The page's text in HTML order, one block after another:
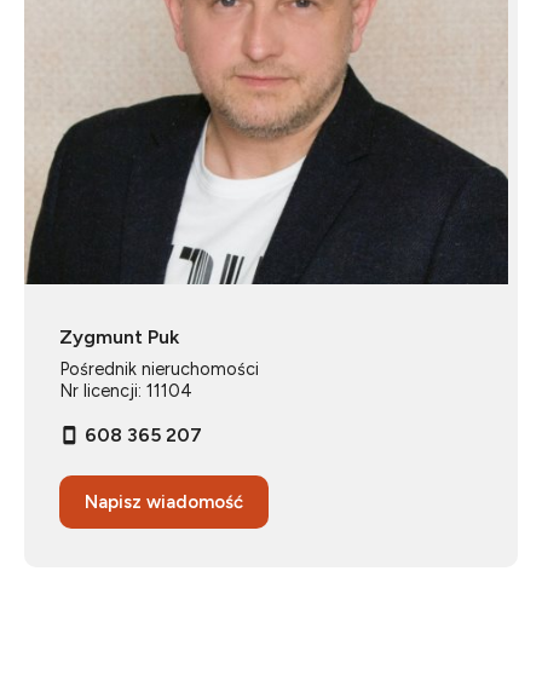
Zygmunt Puk
Pośrednik nieruchomości
Nr licencji: 11104
608 365 207
Napisz wiadomość